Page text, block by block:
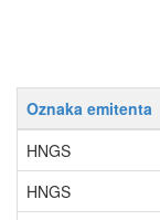
Oznaka emitenta
HNGS
HNGS